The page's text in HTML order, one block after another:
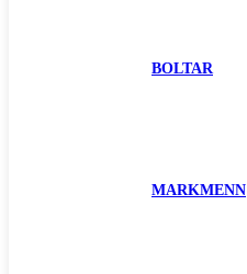
BOLTAR
MARKMENN